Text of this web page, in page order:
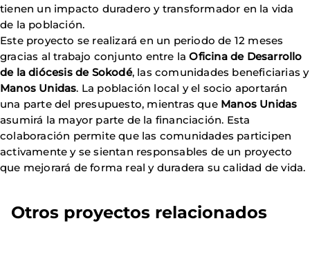
tienen un impacto duradero y transformador en la vida
de la población.
Este proyecto se realizará en un periodo de 12 meses
gracias al trabajo conjunto entre laOficina de Desarrollo
de la diócesis de Sokodé, las comunidades beneficiarias y
Manos Unidas. La población local y el socio aportarán
una parte del presupuesto, mientras que Manos Unidas
asumirá la mayor parte de la financiación. Esta
colaboración permite que las comunidades participen
activamente y se sientan responsables de un proyecto
que mejorará de forma real y duradera su calidad de vida.
Otros proyectos relacionados